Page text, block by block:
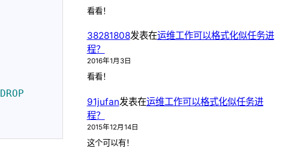
DROP
看看！
38281808发表在运维工作可以格式化似任务进
程？
2016年1月3日
看看！
91jufan发表在运维工作可以格式化似任务进
程？
2015年12月14日
这个可以有！